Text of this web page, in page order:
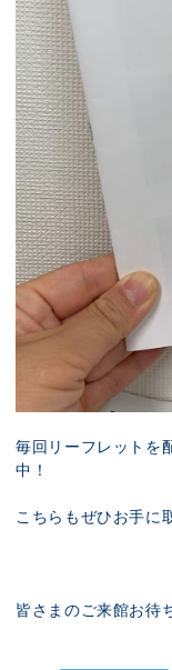
毎回リーフレットを
中！
こちらもぜひお手に
皆さまのご来館お待